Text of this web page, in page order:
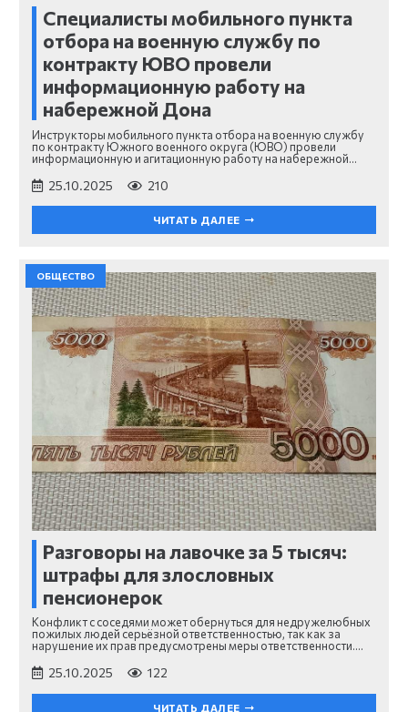
Специалисты мобильного пункта
отбора на военную службу по
контракту ЮВО провели
информационную работу на
набережной Дона
Инструкторы мобильного пункта отбора на военную службу
по контракту Южного военного округа (ЮВО) провели
информационную и агитационную работу на набережной…
25.10.2025 210
ЧИТАТЬ ДАЛЕЕ
ОБЩЕСТВО
Разговоры на лавочке за 5 тысяч:
штрафы для злословных
пенсионерок
Конфликт с соседями может обернуться для недружелюбных
пожилых людей серьёзной ответственностью, так как за
нарушение их прав предусмотрены меры ответственности.…
25.10.2025 122
ЧИТАТЬ ДАЛЕЕ